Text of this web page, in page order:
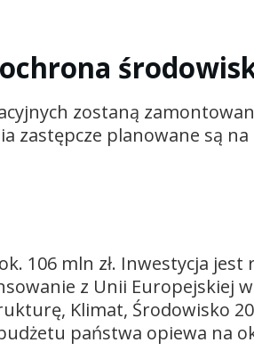
zostaną
zastępcze planowane są
106 mln zł. Inwestycja
z Unii Europejskiej
Klimat, Środowisko
państwa opiewa na